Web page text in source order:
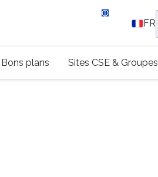
+33 (0)4 79 96 30 69
FR
Bons plans Sites CSE & Groupes